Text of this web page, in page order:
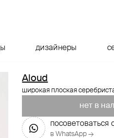
дизайнеры
Aloud
широкая плоская
нет в
посоветоваться
в WhatsApp →